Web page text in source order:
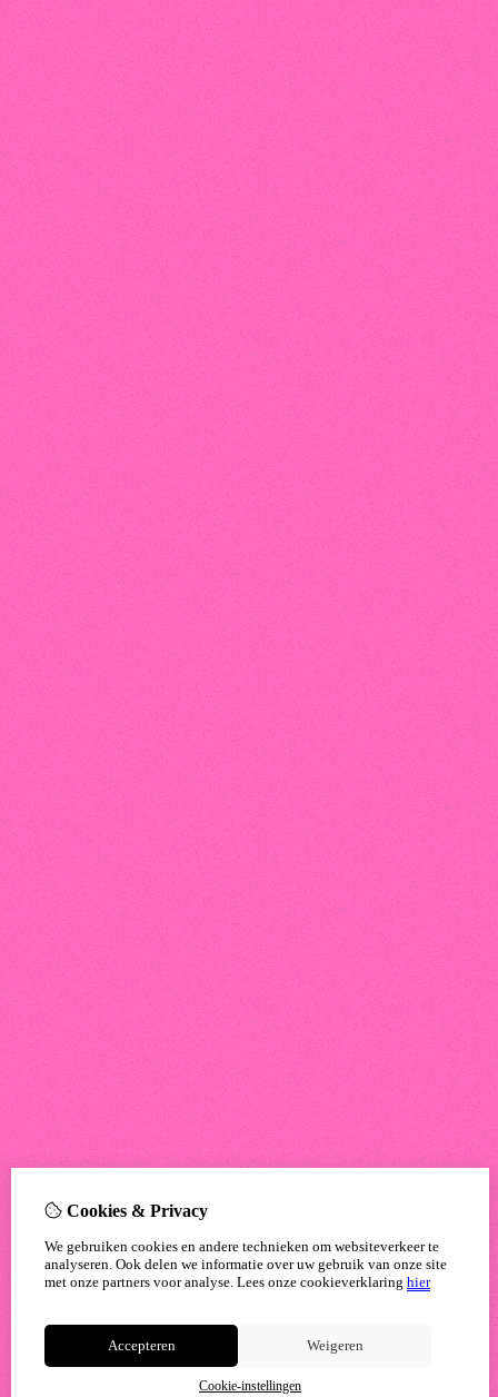
Cookies & Privacy
We gebruiken cookies en andere technieken om websiteverkeer te
analyseren. Ook delen we informatie over uw gebruik van onze site
met onze partners voor analyse. Lees onze cookieverklaring hier
Accepteren Weigeren
Cookie-instellingen